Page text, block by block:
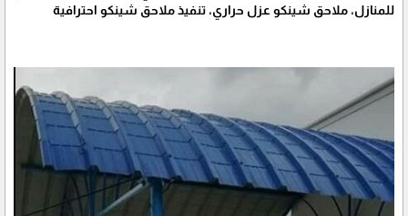
للمنازل، ملاحق شينكو عزل حراري، تنفيذ ملاحق شينكو احترافية